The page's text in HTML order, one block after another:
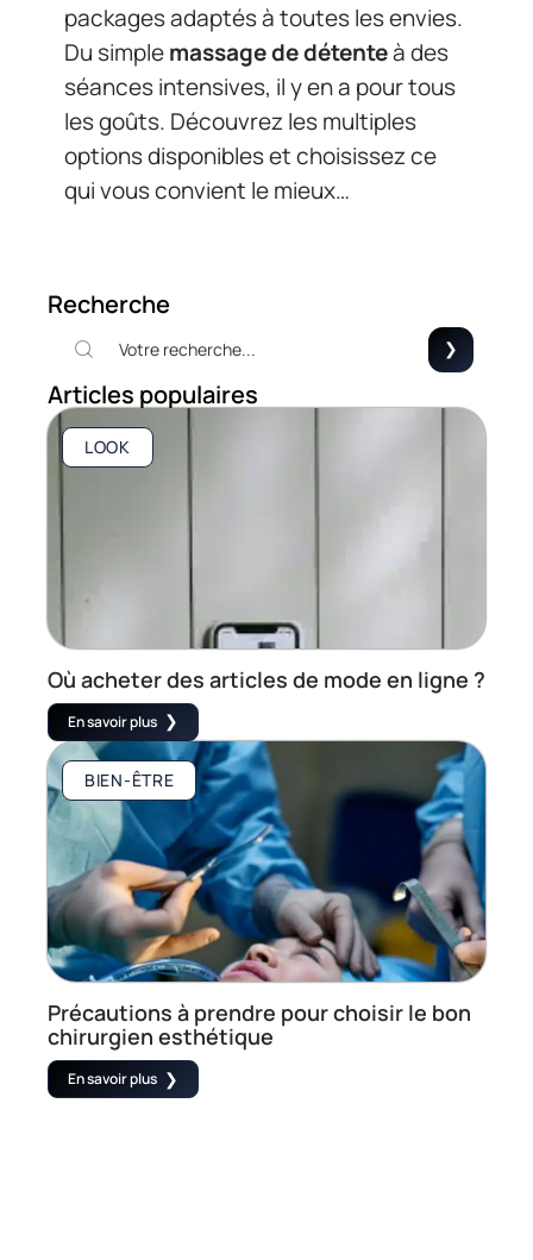
packages adaptés à toutes les envies.
Du simplemassage de détenteà des
séances intensives, il y en a pour tous
les goûts. Découvrez les multiples
options disponibles et choisissez ce
qui vous convient le mieux…
Recherche
Articles populaires
LOOK
Où acheter des articles de mode en ligne ?
En savoir plus
BIEN-ÊTRE
Précautions à prendre pour choisir le bon
chirurgien esthétique
En savoir plus